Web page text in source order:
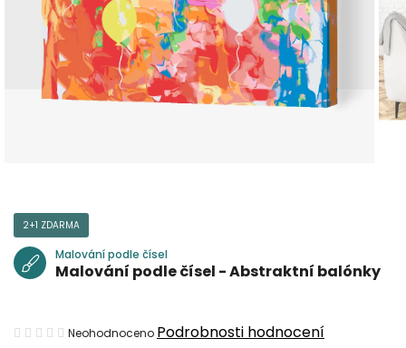
2+1 ZDARMA
Malování podle čísel
Malování podle čísel - Abstraktní balónky
Průměrné
Neohodnoceno Podrobnosti hodnocení